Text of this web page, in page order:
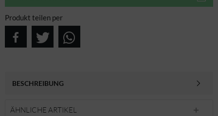
Produkt teilen per
BESCHREIBUNG
ÄHNLICHE ARTIKEL